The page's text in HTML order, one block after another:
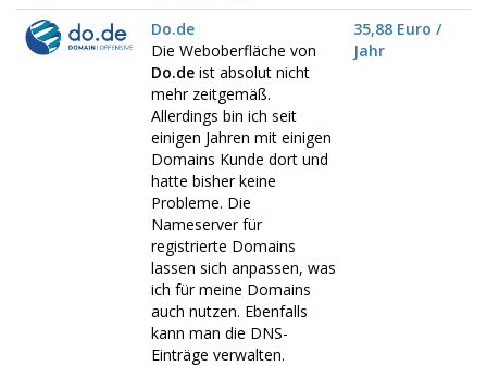
Do.de
Die Weboberfläche von
Do.de ist absolut nicht
mehr zeitgemäß.
Allerdings bin ich seit
einigen Jahren mit einigen
Domains Kunde dort und
hatte bisher keine
Probleme. Die
Nameserver für
registrierte Domains
lassen sich anpassen, was
ich für meine Domains
auch nutzen. Ebenfalls
kann man die DNS-
Einträge verwalten.
35,88 Euro /
Jahr